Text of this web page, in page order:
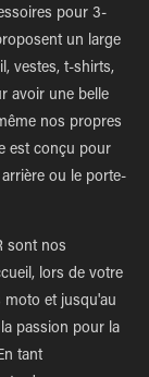
pour 3-
un large
vestes, t-shirts,
avoir une belle
nos propres
est conçu pour
ou le porte-
sont nos
lors de votre
moto et jusqu'au
passion pour la
tant